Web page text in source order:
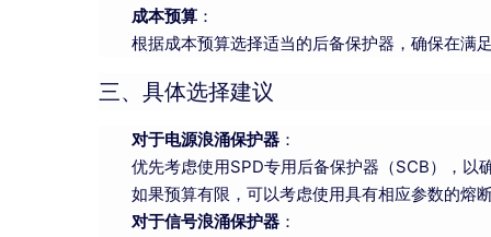
成本预算 ：
根据成本预算选择适当的后备保护器，确保在满
三、具体选择建议
对于电源浪涌保护器 ：
优先考虑使用SPD专用后备保护器（SCB），以
如果预算有限，可以考虑使用具有相应参数的熔
对于信号浪涌保护器 ：